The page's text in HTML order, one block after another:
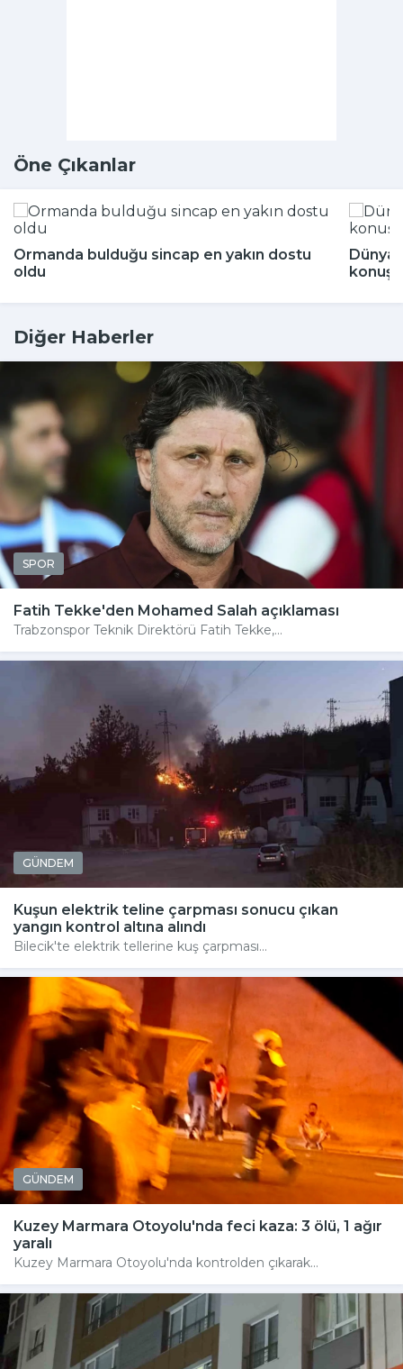
Öne Çıkanlar
Ormanda bulduğu sincap en yakın dostu
oldu
Dünya
Diğer Haberler
SPOR
Fatih Tekke'den Mohamed Salah açıklaması
Trabzonspor Teknik Direktörü Fatih Tekke,...
GÜNDEM
Kuşun elektrik teline çarpması sonucu çıkan
yangın kontrol altına alındı
Bilecik'te elektrik tellerine kuş çarpması...
GÜNDEM
Kuzey Marmara Otoyolu'nda feci kaza: 3 ölü, 1 ağır
yaralı
Kuzey Marmara Otoyolu'nda kontrolden çıkarak...